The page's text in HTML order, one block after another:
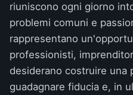
riuniscono ogni giorno
problemi comuni e
rappresentano
professionisti,
desiderano costruire una
guadagnare fiducia e, in